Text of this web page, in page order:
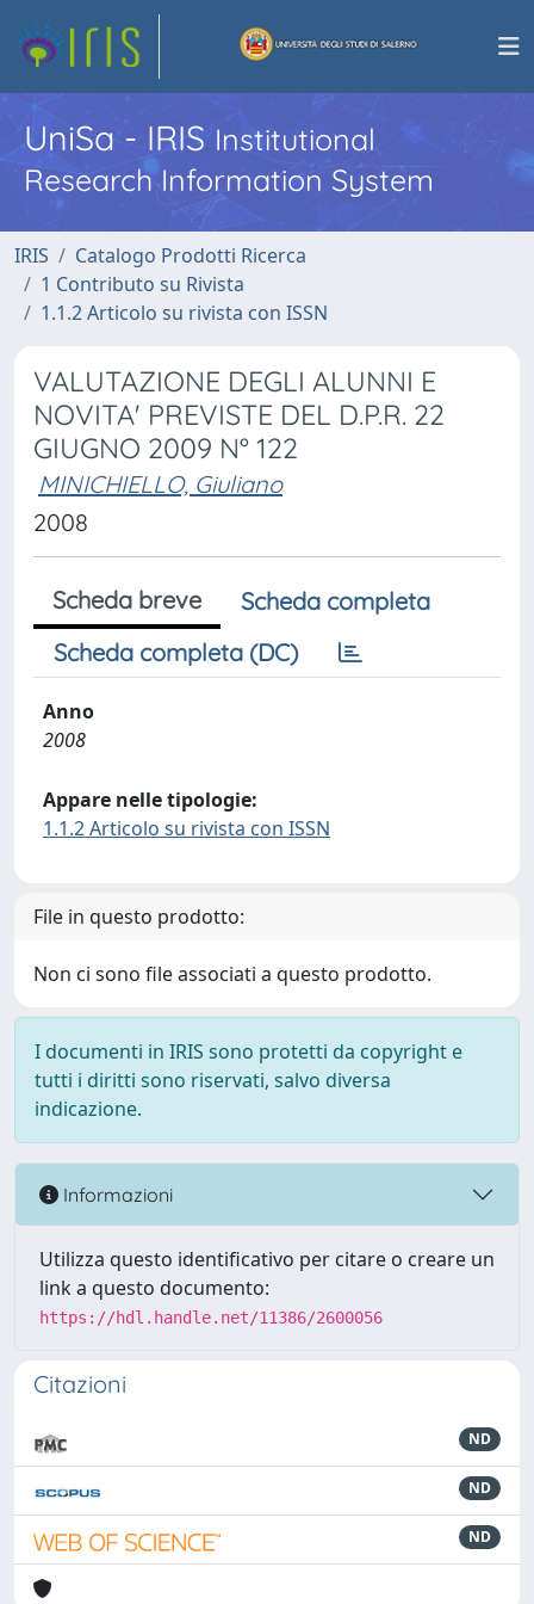
UniSa - IRISInstitutional
Research Information System
IRIS
Catalogo Prodotti Ricerca
1 Contributo su Rivista
1.1.2 Articolo su rivista con ISSN
VALUTAZIONE DEGLI ALUNNI E
NOVITA' PREVISTE DEL D.P.R. 22
GIUGNO 2009 N° 122
MINICHIELLO, Giuliano
2008
Scheda breve
Scheda completa
Scheda completa (DC)
Anno
2008
Appare nelle tipologie:
1.1.2 Articolo su rivista con ISSN
File in questo prodotto:
Non ci sono file associati a questo prodotto.
I documenti in IRIS sono protetti da copyright e
tutti i diritti sono riservati, salvo diversa
indicazione.
Informazioni
Utilizza questo identificativo per citare o creare un
link a questo documento:
https://hdl.handle.net/11386/2600056
Citazioni
ND
ND
ND